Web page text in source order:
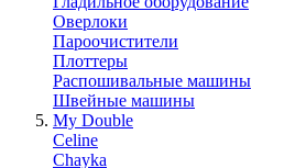
Оверлоки
Пароочистители
Плоттеры
Распошивальные машины
Швейные машины
My Double
Celine
Chayka